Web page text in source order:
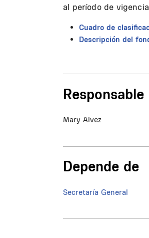
al período de
Cuadro de
Descripción del
Responsable
Mary Alvez
Depende de
Secretaría General